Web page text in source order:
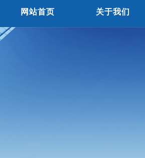
网站首页 关于我们